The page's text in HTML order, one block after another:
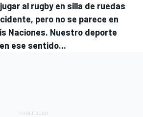
al rugby en silla de ruedas
pero no se parece en
Naciones. Nuestro deporte
ese sentido...